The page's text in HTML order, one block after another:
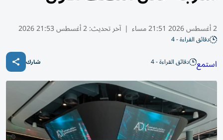
2 أغسطس 2026 21:51 مساء | آخر تحديث:2 أغسطس 21:53 2026
دقائق القراءة - 4
استمع دقائق القراءة - 4 شارك